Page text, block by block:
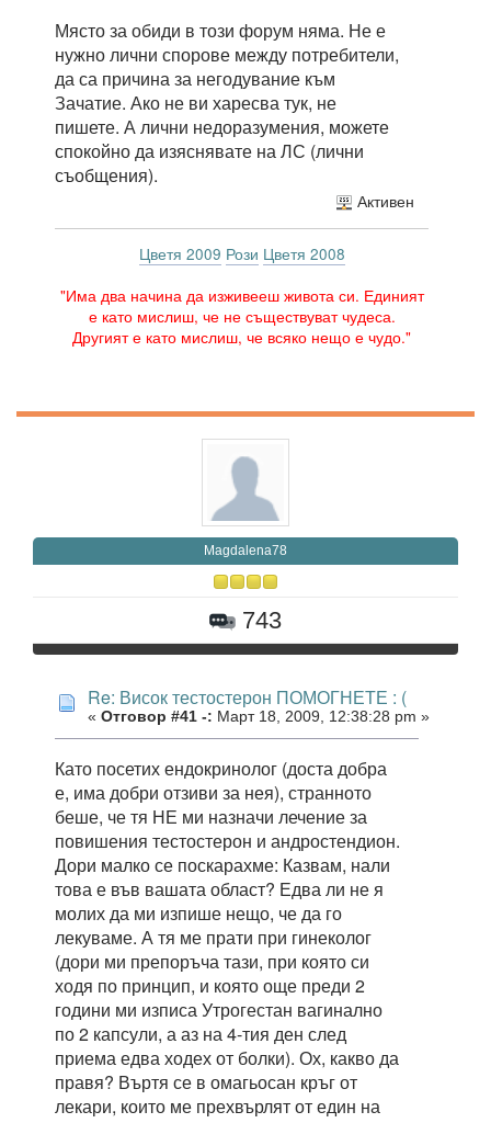
Място за обиди в този форум няма. Не е
нужно лични спорове между потребители,
да са причина за негодувание към
Зачатие. Ако не ви харесва тук, не
пишете. А лични недоразумения, можете
спокойно да изяснявате на ЛС (лични
съобщения).
Активен
Цветя 2009 Рози Цветя 2008
"Има два начина да изживееш живота си. Единият
е като мислиш, че не съществуват чудеса.
Другият е като мислиш, че всяко нещо е чудо."
Magdalena78
743
Re: Висок тестостерон ПОМОГНЕТЕ : (
« Отговор #41 -: Март 18, 2009, 12:38:28 pm »
Като посетих ендокринолог (доста добра
е, има добри отзиви за нея), странното
беше, че тя НЕ ми назначи лечение за
повишения тестостерон и андростендион.
Дори малко се поскарахме: Казвам, нали
това е във вашата област? Едва ли не я
молих да ми изпише нещо, че да го
лекуваме. А тя ме прати при гинеколог
(дори ми препоръча тази, при която си
ходя по принцип, и която още преди 2
години ми изписа Утрогестан вагинално
по 2 капсули, а аз на 4-тия ден след
приема едва ходех от болки). Ох, какво да
правя? Въртя се в омагьосан кръг от
лекари, които ме прехвърлят от един на